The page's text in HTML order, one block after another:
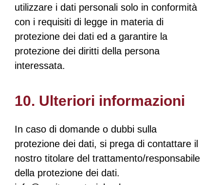
utilizzare i dati personali solo in conformità
con i requisiti di legge in materia di
protezione dei dati ed a garantire la
protezione dei diritti della persona
interessata.
10. Ulteriori informazioni
In caso di domande o dubbi sulla
protezione dei dati, si prega di contattare il
nostro titolare del trattamento/responsabile
della protezione dei dati.